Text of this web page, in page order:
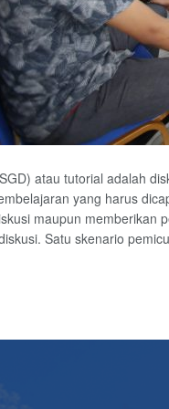
atau tutorial adalah
yang harus
maupun memberikan
Satu skenario